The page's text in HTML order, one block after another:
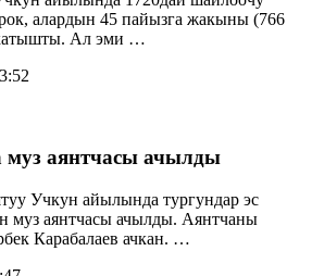
алардын 45 пайызга жакыны (766
Ал эми …
аянтчасы ачылды
Учкун айылында тургундар эс
муз аянтчасы ачылды. Аянтчаны
Карабалаев ачкан. …